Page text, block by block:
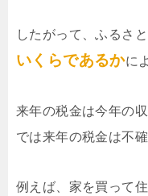
したがって、ふるさ
いくらであるかに
来年の税金は今年の
では来年の税金は不確
例えば、家を買って